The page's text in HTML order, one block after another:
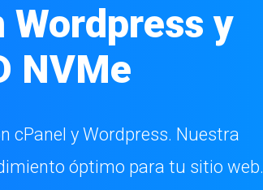
Wordpress y
NVMe
cPanel y Wordpress. Nuestra
óptimo para tu sitio web.